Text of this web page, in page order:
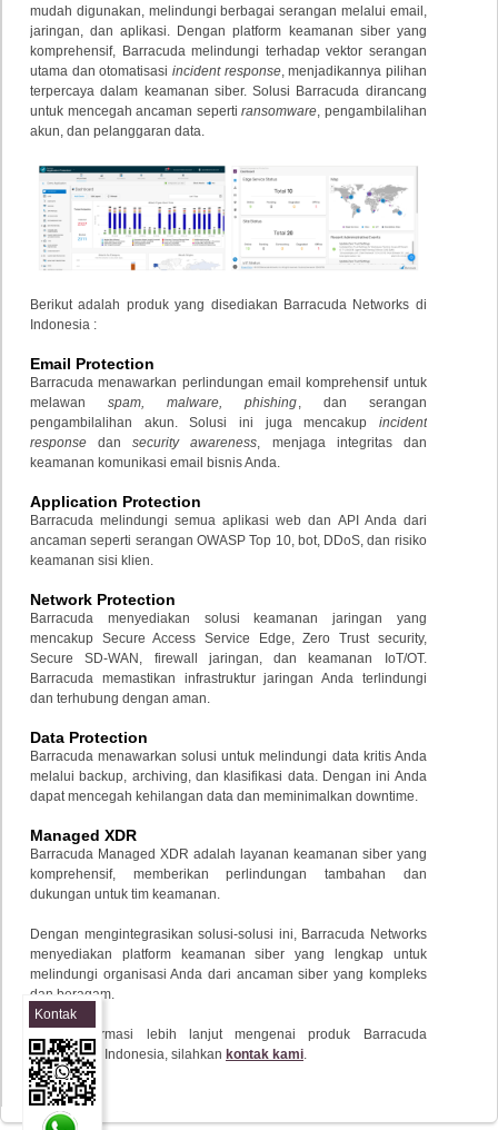
mudah digunakan, melindungi berbagai serangan melalui email,
jaringan, dan aplikasi. Dengan platform keamanan siber yang
komprehensif, Barracuda melindungi terhadap vektor serangan
utama dan otomatisasi incident response, menjadikannya pilihan
terpercaya dalam keamanan siber. Solusi Barracuda dirancang
untuk mencegah ancaman sepertiransomware, pengambilalihan
akun, dan pelanggaran data.
Berikut adalah produk yang disediakan Barracuda Networks di
Indonesia :
Email Protection
Barracuda menawarkan perlindungan email komprehensif untuk
melawanspam, malware, phishing , dan serangan
pengambilalihan akun. Solusi ini juga mencakup incident
response dansecurity awareness , menjaga integritas dan
keamanan komunikasi email bisnis Anda.
Application Protection
Barracuda melindungi semua aplikasi web dan API Anda dari
ancaman seperti serangan OWASP Top 10, bot, DDoS, dan risiko
keamanan sisi klien.
Network Protection
Barracuda menyediakan solusi keamanan jaringan yang
mencakup Secure Access Service Edge, Zero Trust security,
Secure SD-WAN, firewall jaringan, dan keamanan IoT/OT.
Barracuda memastikan infrastruktur jaringan Anda terlindungi
dan terhubung dengan aman.
Data Protection
Barracuda menawarkan solusi untuk melindungi data kritis Anda
melalui backup, archiving, dan klasifikasi data. Dengan ini Anda
dapat mencegah kehilangan data dan meminimalkan downtime.
Managed XDR
Barracuda Managed XDR adalah layanan keamanan siber yang
komprehensif, memberikan perlindungan tambahan dan
dukungan untuk tim keamanan.
Dengan mengintegrasikan solusi-solusi ini, Barracuda Networks
menyediakan platform keamanan siber yang lengkap untuk
melindungi organisasi Anda dari ancaman siber yang kompleks
dan beragam.
Untuk informasi lebih lanjut mengenai produk Barracuda
Networks di Indonesia, silahkan kontak kami
Kontak
Sales